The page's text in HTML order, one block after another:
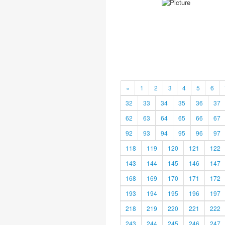
« 1 2 3 4 5 6
32
33 34 35 36
37
62
63 64 65 66
67
92
93 94 95 96
97
118
119 120 121
122
143
144 145 146
147
168
169 170 171
172
193
194 195 196
197
218
219 220 221
222
243
244 245 246 247